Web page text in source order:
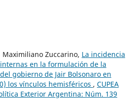
Maximiliano Zuccarino, La incidencia
en la formulación de la
gobierno de Jair Bolsonaro en
los vínculos hemisféricos , CUPEA
Exterior Argentina: Núm. 139